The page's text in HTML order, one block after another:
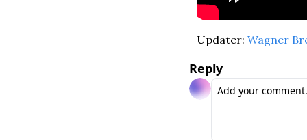
Updater: Wagner
Reply